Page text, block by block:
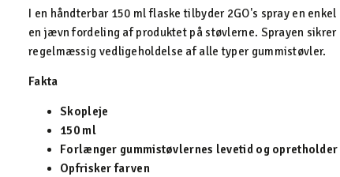
I en håndterbar 150 ml flaske tilbyder 2GO's spray en
en jævn fordeling af produktet på støvlerne. Sprayen
regelmæssig vedligeholdelse af alle typer gummistøvler.
Fakta
Skopleje
150 ml
Forlænger gummistøvlernes levetid og
Opfrisker farven